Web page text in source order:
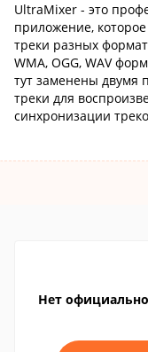
UltraMixer - это
приложение,
треки разных
WMA, OGG, WAV
тут заменены двумя
треки для
синхронизации
Нет